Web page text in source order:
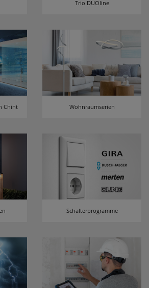
Trio DUOline
Chint Wohnraumserien
Schalterprogramme
die entsprechende Auswahl
Maps
speichern
Cookies akzeptieren